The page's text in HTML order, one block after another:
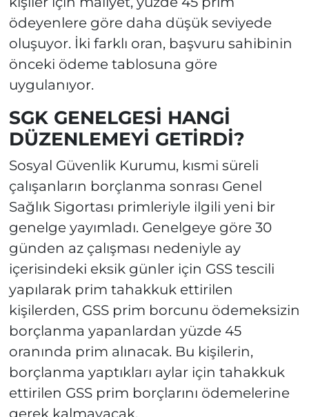
ödeyenlere göre daha düşük seviyede
oluşuyor. İki farklı oran, başvuru sahibinin
önceki ödeme tablosuna göre
uygulanıyor.
SGK GENELGESİ HANGİ
DÜZENLEMEYİ GETİRDİ?
Sosyal Güvenlik Kurumu, kısmi süreli
çalışanların borçlanma sonrası Genel
Sağlık Sigortası primleriyle ilgili yeni bir
genelge yayımladı. Genelgeye göre 30
günden az çalışması nedeniyle ay
içerisindeki eksik günler için GSS tescili
yapılarak prim tahakkuk ettirilen
kişilerden, GSS prim borcunu ödemeksizin
borçlanma yapanlardan yüzde 45
oranında prim alınacak. Bu kişilerin,
borçlanma yaptıkları aylar için tahakkuk
ettirilen GSS prim borçlarını ödemelerine